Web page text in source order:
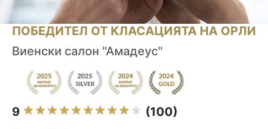
ПОБЕДИТЕЛ ОТ КЛАСАЦИЯТА НА ОРЛИ
Виенски салон "Амадеус"
9 (100)